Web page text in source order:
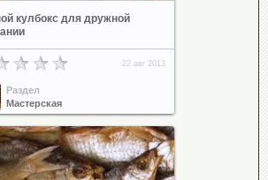
кулбокс для дружной
22 авг 2013
Раздел
Мастерская